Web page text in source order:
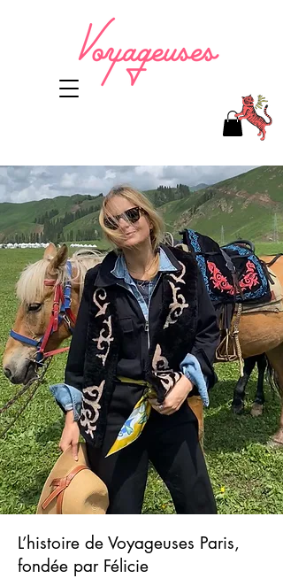
L’histoire de Voyageuses Paris,
fondée par Félicie